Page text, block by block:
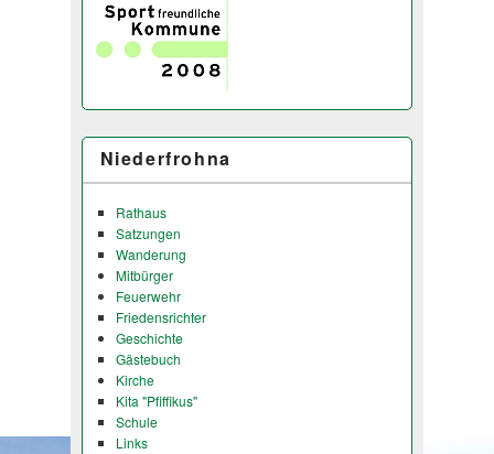
Niederfrohna
Rathaus
Satzungen
Wanderung
Mitbürger
Feuerwehr
Friedensrichter
Geschichte
Gästebuch
Kirche
Kita "Pfiffikus"
Schule
Links